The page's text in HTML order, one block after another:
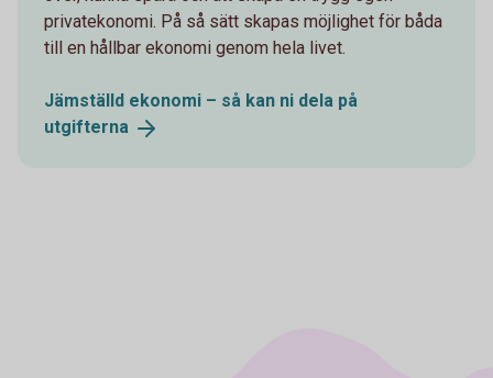
privatekonomi. På så sätt skapas möjlighet för båda
till en hållbar ekonomi genom hela livet.
Jämställd ekonomi – så kan ni dela på
utgifterna